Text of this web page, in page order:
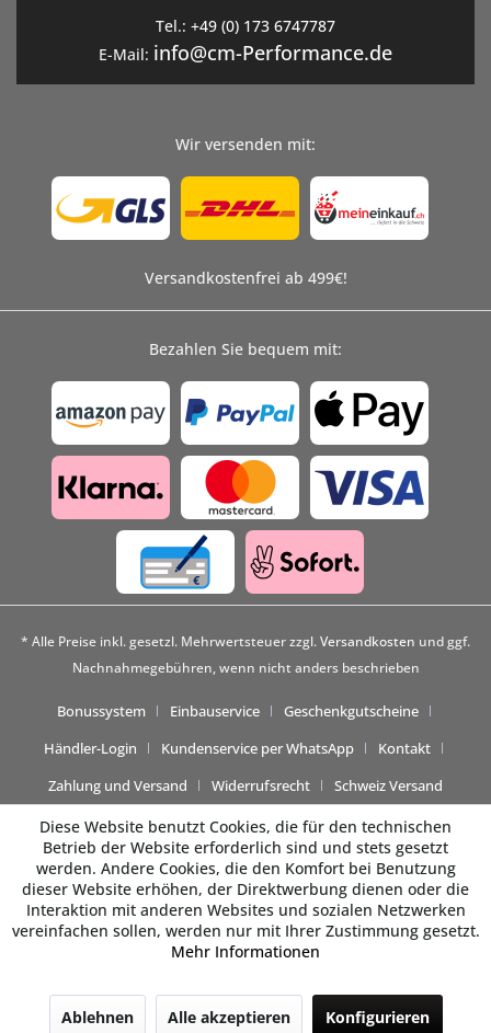
Beratung gewünscht? 💬
Tel.: +49 (0) 173 6747787
E-Mail: info@cm-Performance.de
Wir versenden mit:
Versandkostenfrei ab 499€!
Bezahlen Sie bequem mit:
* Alle Preise inkl. gesetzl. Mehrwertsteuer zzgl.Versandkosten und ggf.
Nachnahmegebühren, wenn nicht anders beschrieben
Bonussystem Einbauservice
Geschenkgutscheine
Händler-Login
Kundenservice per WhatsApp
Kontakt
Zahlung und Versand
Widerrufsrecht Schweiz Versand
Diese Website benutzt Cookies, die für den technischen
Betrieb der Website erforderlich sind und stets gesetzt
werden. Andere Cookies, die den Komfort bei Benutzung
dieser Website erhöhen, der Direktwerbung dienen oder die
Interaktion mit anderen Websites und sozialen Netzwerken
vereinfachen sollen, werden nur mit Ihrer Zustimmung gesetzt.
Mehr Informationen
Ablehnen Alle akzeptieren Konfigurieren